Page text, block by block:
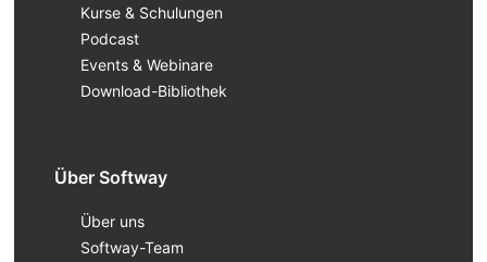
Kurse & Schulungen
Podcast
Events & Webinare
Download-Bibliothek
Über Softway
Über uns
Softway-Team